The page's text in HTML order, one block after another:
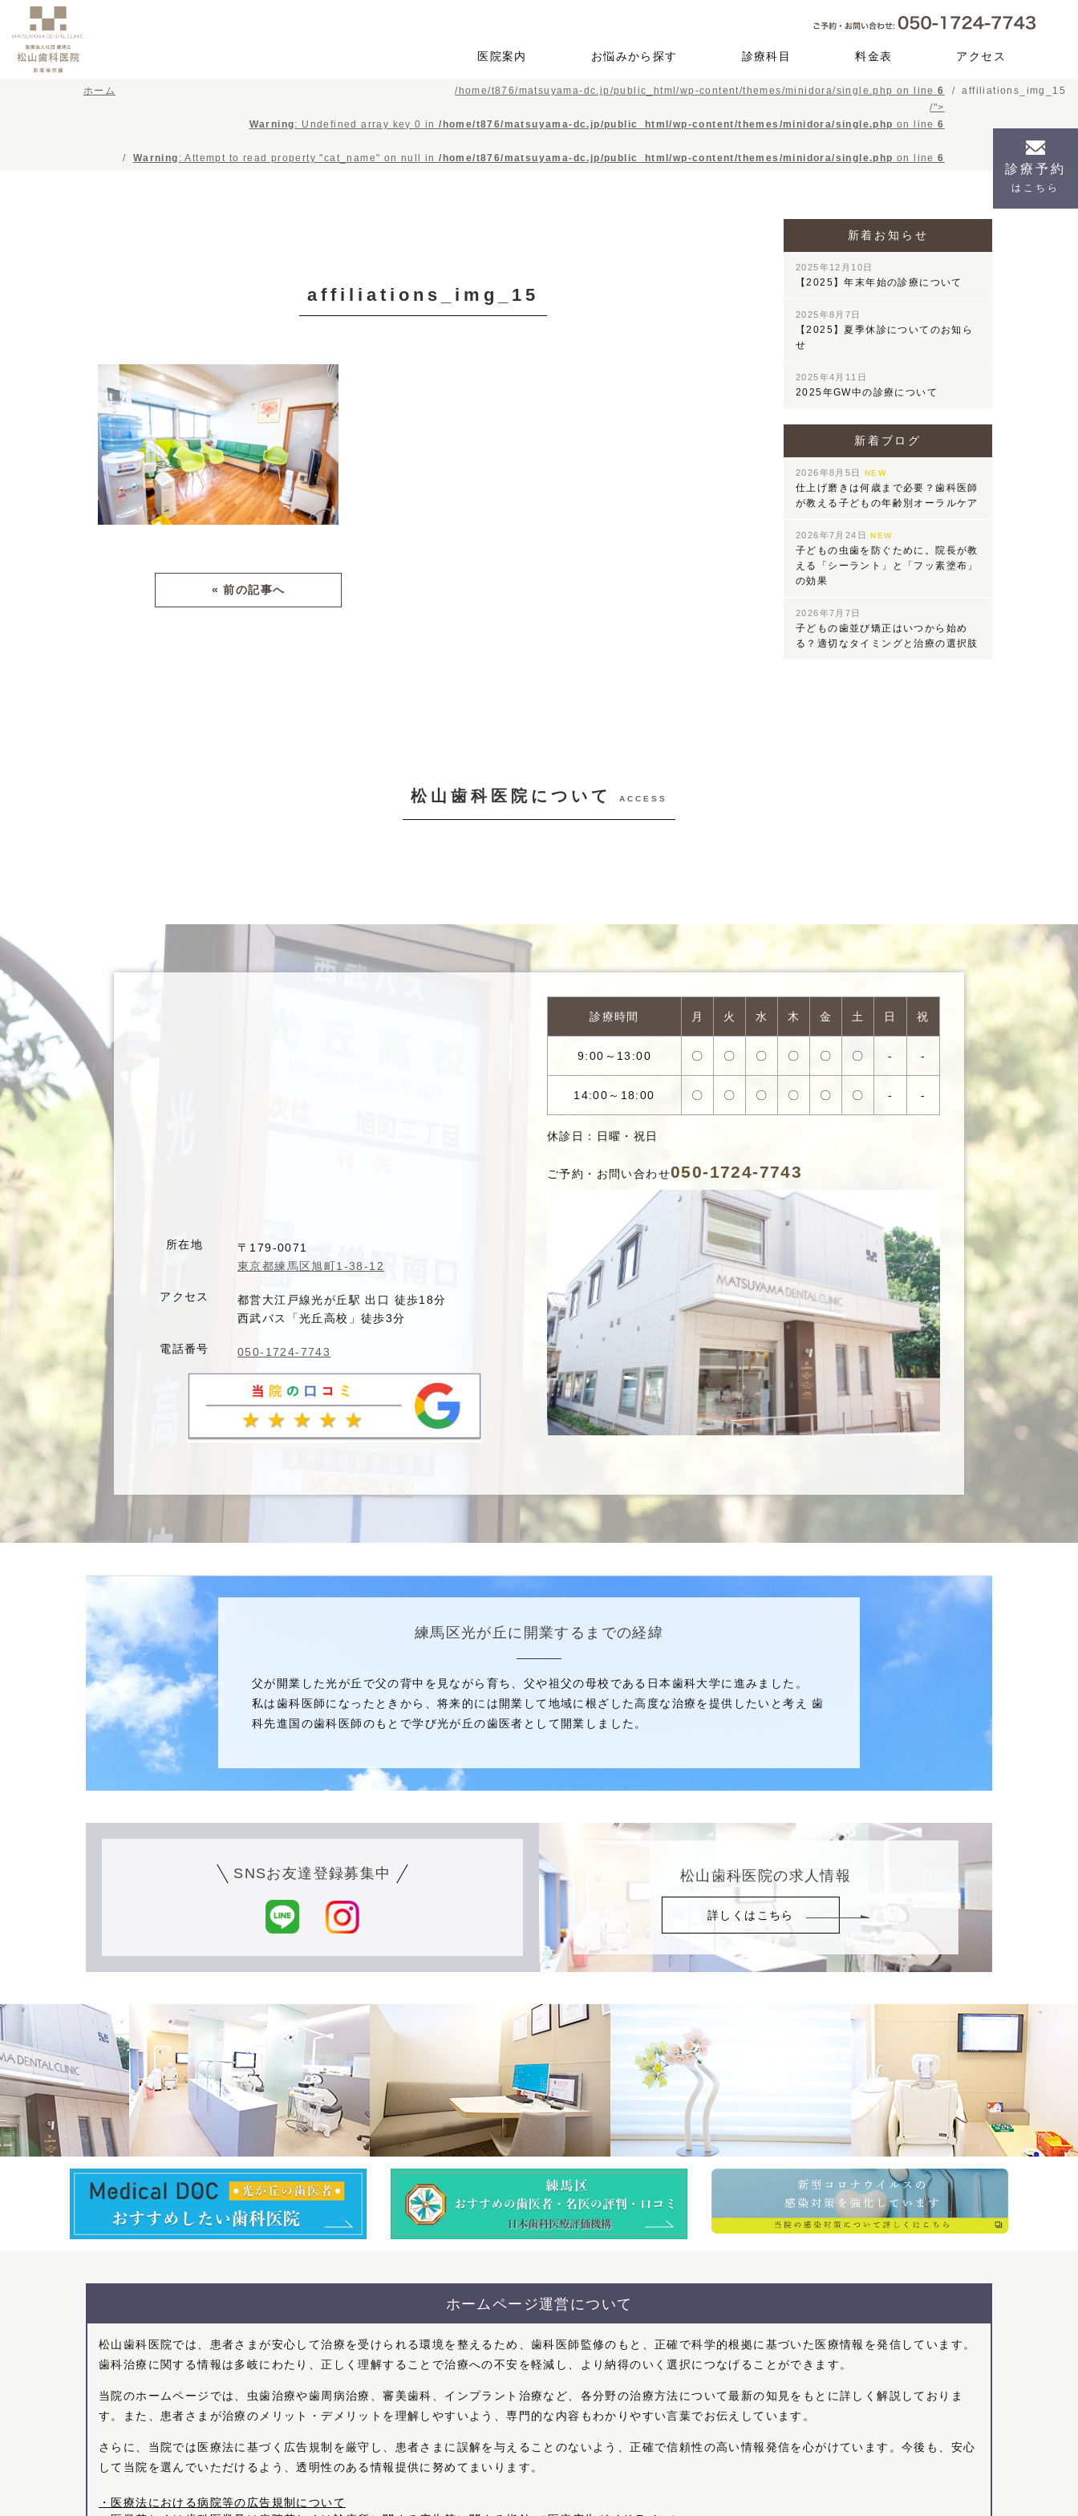
医院案内
当院の特徴
初めての方へ
スタッフ紹介
院内ツアー
お悩みから探す
歯の掃除をしたい・検査
歯が痛い・しみる
歯が疼く・激痛がする
歯茎から血が出る
銀歯が嫌だ・歯を白くし
即日で白い歯を入れたい
親知らずが痛い・抜いて
自分の歯のようにしっか
歯をうしなってしまった
子供の治療をしてほし
歯並びが気になる
顎が痛い
自宅で治療を受けたい
診療科目
予防メインテナン
虫歯治療
根管治療
歯周病
審美歯科
セレック
口腔外科（親知ら
インプラント
入れ歯
小児歯科
矯正歯科
顎関節症
訪問歯科
料金表 アクセス
診療予約
はこちら
ホーム /home/t876/matsuyama-dc.jp/public_html/wp-content/themes/minidora/single.php on line6
/">
Warning: Undefined array key 0 in/home/t876/matsuyama-dc.jp/public_html/wp-content/themes/minidora/single.php on line6
Warning : Attempt to read property "cat_name" on null in/home/t876/matsuyama-dc.jp/public_html/wp-content/themes/minidora/single.php on line6
affiliations_img_15
affiliations_img_15
« 前の記事へ
新着お知らせ
2025年12月10日
【2025】年末年始の診療について
2025年8月7日
【2025】夏季休診についてのお知ら
せ
2025年4月11日
2025年GW中の診療について
新着ブログ
2026年8月5日NEW
仕上げ磨きは何歳まで必要？歯科医師
が教える子どもの年齢別オーラルケア
2026年7月24日NEW
子どもの虫歯を防ぐために。院長が教
える「シーラント」と「フッ素塗布」
の効果
2026年7月7日
子どもの歯並び矯正はいつから始め
る？適切なタイミングと治療の選択肢
松山歯科医院について ACCESS
所在地
〒179-0071
東京都練馬区旭町1-38-12
アクセス 都営大江戸線光が丘駅出口 徒歩18分
西武バス「光丘高校」徒歩3分
電話番号 050-1724-7743
診療時間 月 火 水 木 金 土 日 祝
9:00～13:00 〇 〇 〇 〇 〇 〇 - -
14:00～18:00 〇 〇 〇 〇 〇 〇 - -
休診日：日曜・祝日
ご予約・お問い合わせ050-1724-7743
練馬区光が丘に開業するまでの経緯
父が開業した光が丘で父の背中を見ながら育ち、父や祖父の母校である日本歯科大学に進みました。
私は歯科医師になったときから、将来的には開業して地域に根ざした高度な治療を提供したいと考え 歯
科先進国の歯科医師のもとで学び光が丘の歯医者として開業しました。
SNSお友達登録募集中 松山歯科医院の求人情報
詳しくはこちら
ホームページ運営について
松山歯科医院では、患者さまが安心して治療を受けられる環境を整えるため、歯科医師監修のもと、正確で科学的根拠に基づいた医療情報を発信しています。
歯科治療に関する情報は多岐にわたり、正しく理解することで治療への不安を軽減し、より納得のいく選択につなげることができます。
当院のホームページでは、虫歯治療や歯周病治療、審美歯科、インプラント治療など、各分野の治療方法について最新の知見をもとに詳しく解説しておりま
す。また、患者さまが治療のメリット・デメリットを理解しやすいよう、専門的な内容もわかりやすい言葉でお伝えしています。
さらに、当院では医療法に基づく広告規制を厳守し、患者さまに誤解を与えることのないよう、正確で信頼性の高い情報発信を心がけています。今後も、安心
して当院を選んでいただけるよう、透明性のある情報提供に努めてまいります。
・医療法における病院等の広告規制について